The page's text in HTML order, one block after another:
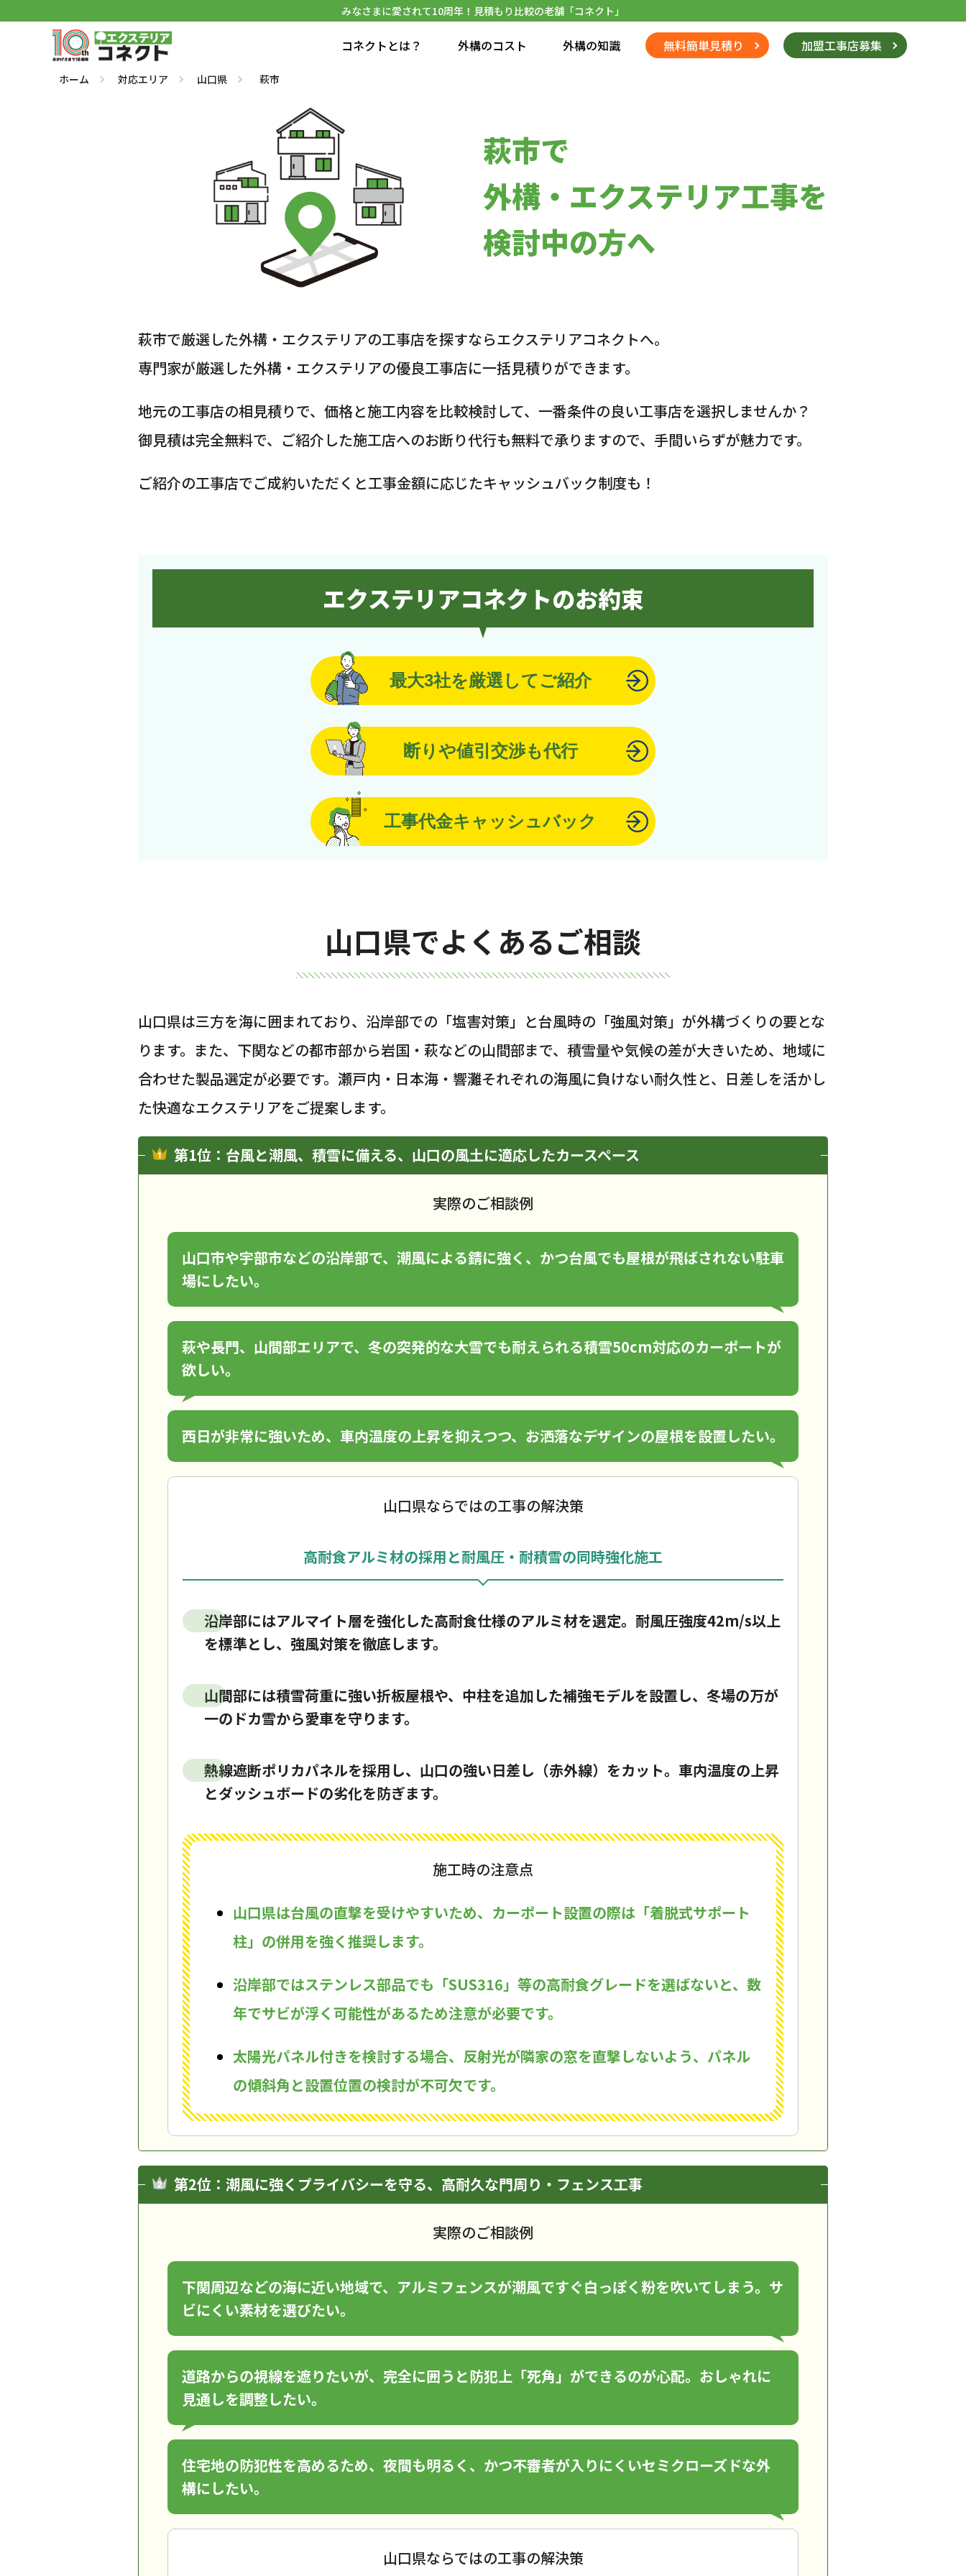
みなさまに愛されて10周年！見積もり比較の老舗「コネクト」
コネクトとは？ 外構のコスト 外構の知識 無料簡単見積り 加盟工事店募集
ホーム 対応エリア 山口県 萩市
萩市で
外構・エクステリア工事を
検討中の方へ
萩市で厳選した外構・エクステリアの工事店を探すならエクステリアコネクトへ。
専門家が厳選した外構・エクステリアの優良工事店に一括見積りができます。
地元の工事店の相見積りで、価格と施工内容を比較検討して、一番条件の良い工事店を選択しませんか？
御見積は完全無料で、ご紹介した施工店へのお断り代行も無料で承りますので、手間いらずが魅力です。
ご紹介の工事店でご成約いただくと工事金額に応じたキャッシュバック制度も！
エクステリアコネクトのお約束
最大3社を厳選してご紹介
断りや値引交渉も代行
工事代金キャッシュバック
山口県でよくあるご相談
山口県は三方を海に囲まれており、沿岸部での「塩害対策」と台風時の「強風対策」が外構づくりの要とな
ります。また、下関などの都市部から岩国・萩などの山間部まで、積雪量や気候の差が大きいため、地域に
合わせた製品選定が必要です。瀬戸内・日本海・響灘それぞれの海風に負けない耐久性と、日差しを活かし
た快適なエクステリアをご提案します。
第1位：台風と潮風、積雪に備える、山口の風土に適応したカースペース
実際のご相談例
山口市や宇部市などの沿岸部で、潮風による錆に強く、かつ台風でも屋根が飛ばされない駐車
場にしたい。
萩や長門、山間部エリアで、冬の突発的な大雪でも耐えられる積雪50cm対応のカーポートが
欲しい。
西日が非常に強いため、車内温度の上昇を抑えつつ、お洒落なデザインの屋根を設置したい。
山口県ならではの工事の解決策
高耐食アルミ材の採用と耐風圧・耐積雪の同時強化施工
沿岸部にはアルマイト層を強化した高耐食仕様のアルミ材を選定。耐風圧強度42m/s以上
を標準とし、強風対策を徹底します。
山間部には積雪荷重に強い折板屋根や、中柱を追加した補強モデルを設置し、冬場の万が
一のドカ雪から愛車を守ります。
熱線遮断ポリカパネルを採用し、山口の強い日差し（赤外線）をカット。車内温度の上昇
とダッシュボードの劣化を防ぎます。
施工時の注意点
山口県は台風の直撃を受けやすいため、カーポート設置の際は「着脱式サポート
柱」の併用を強く推奨します。
沿岸部ではステンレス部品でも「SUS316」等の高耐食グレードを選ばないと、数
年でサビが浮く可能性があるため注意が必要です。
太陽光パネル付きを検討する場合、反射光が隣家の窓を直撃しないよう、パネル
の傾斜角と設置位置の検討が不可欠です。
第2位：潮風に強くプライバシーを守る、高耐久な門周り・フェンス工事
実際のご相談例
下関周辺などの海に近い地域で、アルミフェンスが潮風ですぐ白っぽく粉を吹いてしまう。サ
ビにくい素材を選びたい。
道路からの視線を遮りたいが、完全に囲うと防犯上「死角」ができるのが心配。おしゃれに
見通しを調整したい。
住宅地の防犯性を高めるため、夜間も明るく、かつ不審者が入りにくいセミクローズドな外
構にしたい。
山口県ならではの工事の解決策